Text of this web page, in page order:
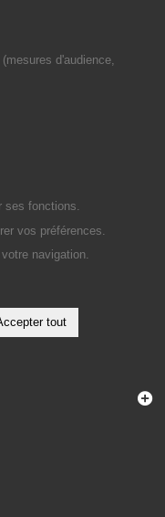
d'audience,
fonctions.
vos préférences.
navigation.
tout